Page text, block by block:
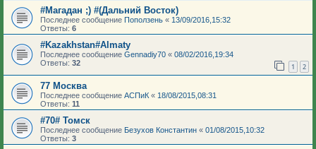
#Магадан ;) #(Дальний Восток)
Последнее сообщение Поползень « 13/09/2016,15:32
Ответы: 6
#Kazakhstan#Almaty
Последнее сообщение Gennadiy70 « 08/02/2016,19:34
Ответы: 32 1 2
77 Москва
Последнее сообщение АСПиК« 18/08/2015,08:31
Ответы: 11
#70# Томск
Последнее сообщение Безухов Константин « 01/08/2015,10:32
Ответы: 3